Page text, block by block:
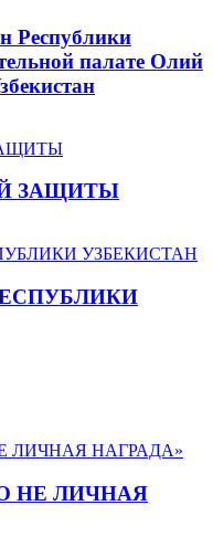
Республики
палате Олий
ЗАЩИТЫ
НЕ ЛИЧНАЯ